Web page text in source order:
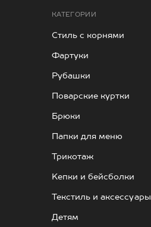
КАТЕГОРИИ
Стиль с корнями
Фартуки
Рубашки
Поварские куртки
Брюки
Папки для меню
Трикотаж
Kепки и бейсболки
Текстиль и аксессуары
Детям